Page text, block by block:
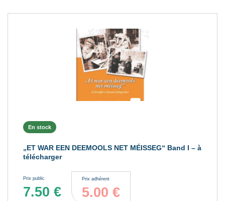
En stock
„ET WAR EEN DEEMOOLS NET MÉISSEG“ Band I – à
télécharger
Prix public
7.50 €
Prix adhérent
5.00 €